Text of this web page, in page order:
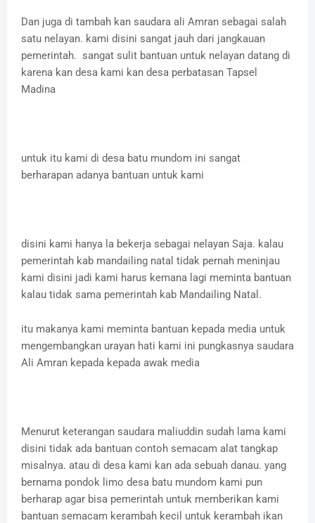
Dan juga di tambah kan saudara ali Amran sebagai salah
satu nelayan. kami disini sangat jauh dari jangkauan
pemerintah. sangat sulit bantuan untuk nelayan datang di
karena kan desa kami kan desa perbatasan Tapsel
Madina
untuk itu kami di desa batu mundom ini sangat
berharapan adanya bantuan untuk kami
disini kami hanya la bekerja sebagai nelayan Saja. kalau
pemerintah kab mandailing natal tidak pernah meninjau
kami disini jadi kami harus kemana lagi meminta bantuan
kalau tidak sama pemerintah kab Mandailing Natal.
itu makanya kami meminta bantuan kepada media untuk
mengembangkan urayan hati kami ini pungkasnya saudara
Ali Amran kepada kepada awak media
Menurut keterangan saudara maliuddin sudah lama kami
disini tidak ada bantuan contoh semacam alat tangkap
misalnya. atau di desa kami kan ada sebuah danau. yang
bernama pondok limo desa batu mundom kami pun
berharap agar bisa pemerintah untuk memberikan kami
bantuan semacam kerambah kecil untuk kerambah ikan